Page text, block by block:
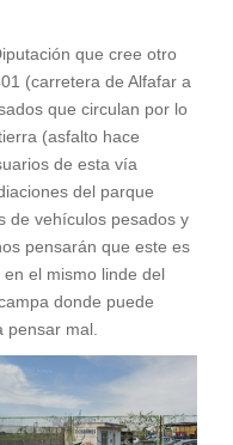
que cree otro
(carretera de Alfafar a
que circulan por lo
(asfalto hace
de esta vía
del parque
de vehículos pesados y
pensarán que este es
el mismo linde del
donde puede
pensar mal.